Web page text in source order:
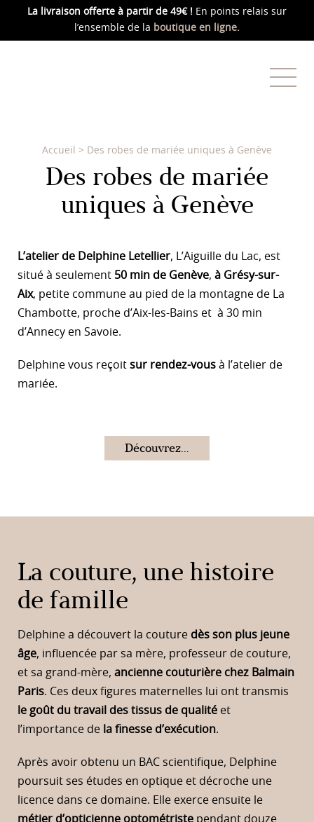
La livraison offerte à partir de 49€ ! En points relais sur
l’ensemble de la boutique en ligne.
Accueil > Des robes de mariée uniques à Genève
Des robes de mariée
uniques à Genève
L’atelier de Delphine Letellier, L’Aiguille du Lac, est
situé à seulement 50 min de Genève, à Grésy-sur-
Aix, petite commune au pied de la montagne de La
Chambotte, proche d’Aix-les-Bains et à 30 min
d’Annecy en Savoie.
Delphine vous reçoit sur rendez-vous à l’atelier de
mariée.
Découvrez...
La couture, une histoire
de famille
Delphine a découvert la couture dès son plus jeune
âge, influencée par sa mère, professeur de couture,
et sa grand-mère, ancienne couturière chez Balmain
Paris. Ces deux figures maternelles lui ont transmis
le goût du travail des tissus de qualité et
l’importance de la finesse d’exécution.
Après avoir obtenu un BAC scientifique, Delphine
poursuit ses études en optique et décroche une
licence dans ce domaine. Elle exerce ensuite le
métier d’opticienne optométriste pendant douze